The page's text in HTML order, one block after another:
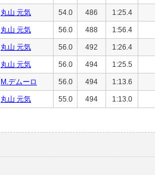
丸山 元気 54.0 486 1:25.4
丸山 元気 56.0 488 1:56.4
丸山 元気 56.0 492 1:26.4
丸山 元気 56.0 494 1:25.5
M.デムーロ 56.0 494 1:13.6
丸山 元気 55.0 494 1:13.0